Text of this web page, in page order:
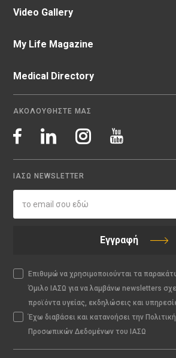
Video Gallery
My Life Magazine
Medical Directory
ΑΚΟΛΟΥΘΗΣΤΕ ΜΑΣ
ΙΑΣΩ NEWSLETTER
Εγγραφή
Επιθυμώ να χρησιμοποιούνται τα
Όμιλο ΙΑΣΩ για να λαμβάνω newsletters
προϊόντα υγείας, εκδηλώσεις και
Έχω διαβάσει και κατανοήσει την
Προσωπικών Δεδομένων του ΙΑΣΩ